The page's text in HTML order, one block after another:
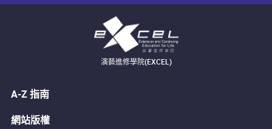
演藝進修學院(EXCEL)
A-Z 指南
網站版權